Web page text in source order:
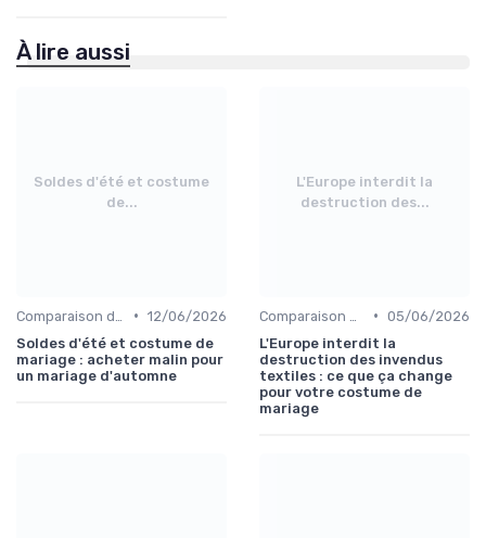
À lire aussi
Soldes d'été et costume
de...
• 12/06/2026
Soldes d'été et costume de
mariage : acheter malin pour
un mariage d'automne
L'Europe interdit la
destruction des...
• 05/06/2026
L'Europe interdit la
destruction des invendus
textiles : ce que ça change
pour votre costume de
mariage